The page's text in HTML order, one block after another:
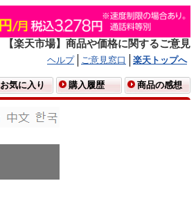
【楽天市場】商品や価格に関するご意見
ヘルプ ご意見窓口
楽天トップへ
お気に入り 購入履歴 商品の感想